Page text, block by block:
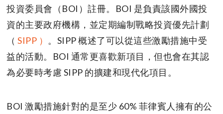
投資委員會（BOI）註冊。BOI 是負責該國外國投
資的主要政府機構，並定期編制戰略投資優先計劃
（SIPP ） 。SIPP 概述了可以從這些激勵措施中受
益的活動。BOI 通常更喜歡新項目，但也會在其認
為必要時考慮 SIPP 的擴建和現代化項目。
BOI 激勵措施針對的是至少 60% 菲律賓人擁有的公